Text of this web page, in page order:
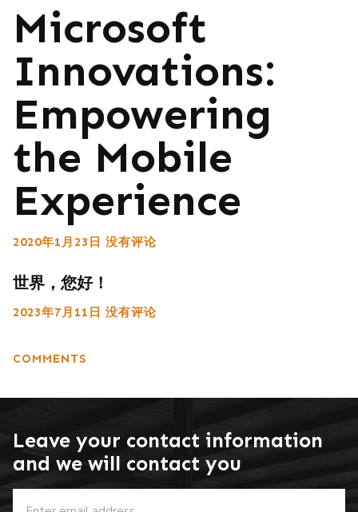
Microsoft
Innovations:
Empowering
the Mobile
Experience
2020年1月23日 没有评论
世界，您好！
2023年7月11日 没有评论
COMMENTS
Leave your contact information
and we will contact you